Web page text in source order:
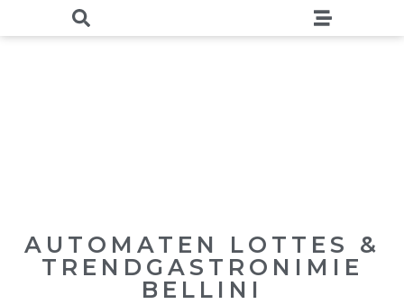
AUTOMATEN LOTTES &
TRENDGASTRONIMIE
BELLINI